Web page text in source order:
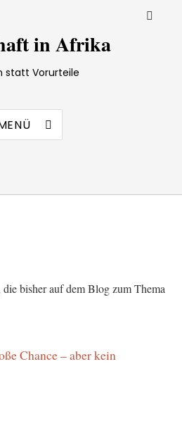
in Afrika
statt Vorurteile
bisher auf dem Blog zum Thema
Chance – aber kein